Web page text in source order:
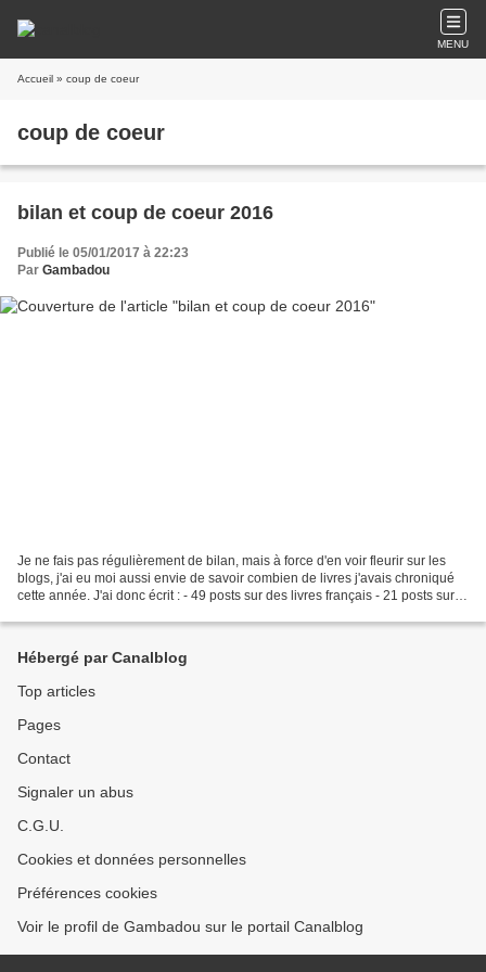
MENU
Accueil » coup de coeur
coup de coeur
bilan et coup de coeur 2016
Publié le 05/01/2017 à 22:23
Par Gambadou
Je ne fais pas régulièrement de bilan, mais à force d'en voir fleurir sur les
blogs, j'ai eu moi aussi envie de savoir combien de livres j'avais chroniqué
cette année. J'ai donc écrit : - 49 posts sur des livres français - 21 posts sur
Hébergé par Canalblog
Top articles
Pages
Contact
Signaler un abus
C.G.U.
Cookies et données personnelles
Préférences cookies
Voir le profil de Gambadou sur le portail Canalblog